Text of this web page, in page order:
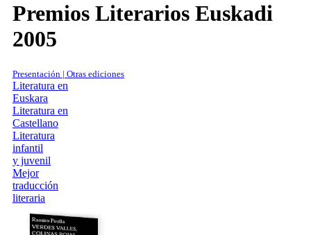
Premios Literarios Euskadi
2005
Presentación | Otras ediciones
Literatura en
Euskara
Literatura en
Castellano
Literatura
infantil
y juvenil
Mejor
traducción
literaria